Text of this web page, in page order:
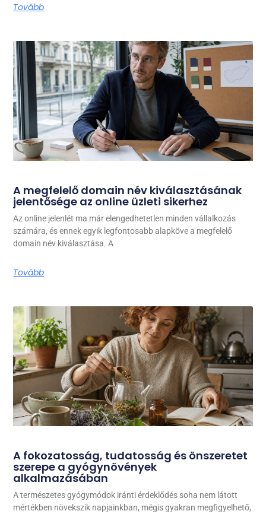
Tovább
A megfelelő domain név kiválasztásának
jelentősége az online üzleti sikerhez
Az online jelenlét ma már elengedhetetlen minden vállalkozás
számára, és ennek egyik legfontosabb alapköve a megfelelő
domain név kiválasztása. A
Tovább
A fokozatosság, tudatosság és önszeretet
szerepe a gyógynövények
alkalmazásában
A természetes gyógymódok iránti érdeklődés soha nem látott
mértékben növekszik napjainkban, mégis gyakran megfigyelhető,